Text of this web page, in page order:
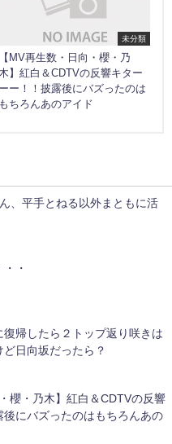
未分類
【MV再生数・日向・櫻・乃
木】紅白＆CDTVの反響キター
ーー！！披露後にバズったのは
もちろんあのアイド
、平手とねる以外まともに活
・
帰したら２トップ返り咲きは
日向坂だったら？
櫻・乃木】紅白＆CDTVの反響
後にバズったのはもちろんあの